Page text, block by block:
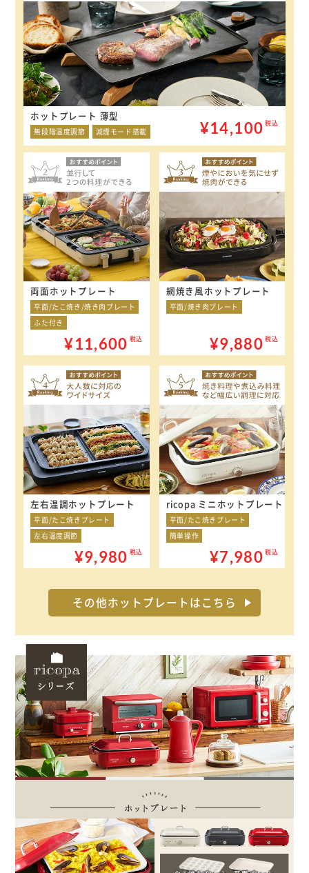
ホットプレート 薄型
無段階温度調節 減煙モード搭載 ¥14,100 税込
両面ホットプレート
平面/たこ焼き/焼き肉プレート
ふた付き
¥11,600 税込
網焼き風ホットプレート
平面/焼き肉プレート
¥9,880 税込
左右温調ホットプレート
平面/たこ焼きプレート
左右温度調節
¥9,980 税込
ricopa ミニホットプレート
平面/たこ焼きプレート
簡単操作
¥7,980 税込
その他ホットプレートはこちら